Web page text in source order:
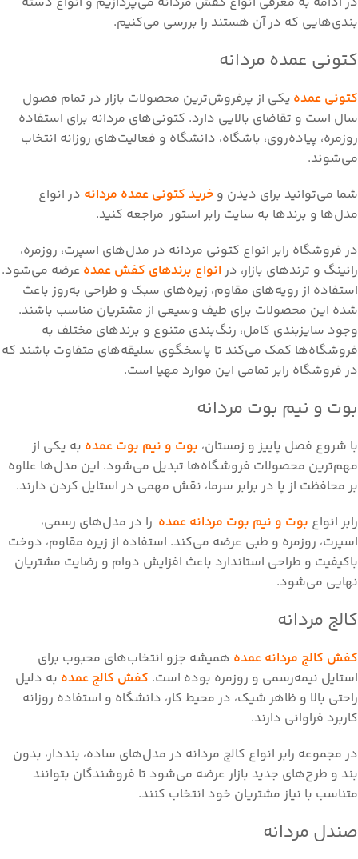
بندی‌هایی که در آن هستند را بررسی می‌کنیم.
کتونی عمده مردانه
کتونی عمده یکی از پرفروش‌ترین محصولات بازار در تمام فصول
سال است و تقاضای بالایی دارد. کتونی‌های مردانه برای استفاده
روزمره، پیاده‌روی، باشگاه، دانشگاه و فعالیت‌های روزانه انتخاب
می‌شوند.
شما می‌توانید برای دیدن و خرید کتونی عمده مردانه در انواع
مدل‌ها و برندها به سایت رابر استور مراجعه کنید.
در فروشگاه رابر انواع کتونی مردانه در مدل‌های اسپرت، روزمره،
رانینگ و ترندهای بازار، در انواع برندهای کفش عمده عرضه می‌شود.
استفاده از رویه‌های مقاوم، زیره‌های سبک و طراحی به‌روز باعث
شده این محصولات برای طیف وسیعی از مشتریان مناسب باشند.
وجود سایزبندی کامل، رنگ‌بندی متنوع و برندهای مختلف به
فروشگاه‌ها کمک می‌کند تا پاسخگوی سلیقه‌های متفاوت باشند که
در فروشگاه رابر تمامی این موارد مهیا است.
بوت و نیم بوت مردانه
با شروع فصل پاییز و زمستان، بوت و نیم بوت عمده به یکی از
مهم‌ترین محصولات فروشگاه‌ها تبدیل می‌شود. این مدل‌ها علاوه
بر محافظت از پا در برابر سرما، نقش مهمی در استایل کردن دارند.
رابر انواع بوت و نیم بوت مردانه عمده را در مدل‌های رسمی،
اسپرت، روزمره و طبی عرضه می‌کند. استفاده از زیره مقاوم، دوخت
باکیفیت و طراحی استاندارد باعث افزایش دوام و رضایت مشتریان
نهایی می‌شود.
کالج مردانه
کفش کالج مردانه عمده همیشه جزو انتخاب‌های محبوب برای
استایل نیمه‌رسمی و روزمره بوده است. کفش کالج عمده به دلیل
راحتی بالا و ظاهر شیک، در محیط کار، دانشگاه و استفاده روزانه
کاربرد فراوانی دارند.
در مجموعه رابر انواع کالج مردانه در مدل‌های ساده، بنددار، بدون
بند و طرح‌های جدید بازار عرضه می‌شود تا فروشندگان بتوانند
متناسب با نیاز مشتریان خود انتخاب کنند.
صندل مردانه